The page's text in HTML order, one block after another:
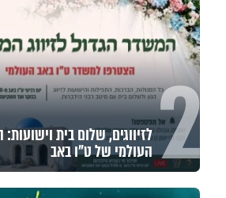
2 לזיווגים, שלום בית
העולמי של ט"ו באב